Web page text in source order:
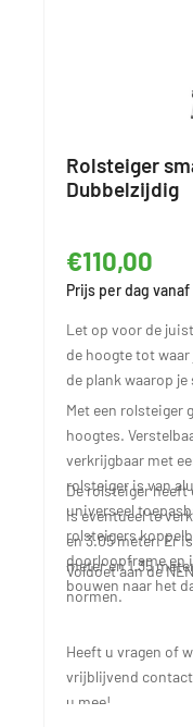
Rolsteiger
Dubbelzijdig
Prijs per dag vanaf
€110,00
Let op voor de
de hoogte tot
de plank waarop
Met een rolsteiger
hoogtes.
verkrijgbaar met
rolsteiger is van
universeel
rolsteigers
doorloopframe en
bouwen naar het
De rolsteiger heeft
is eventueel te
en 3.05 meter. Er
meter en 1.35
Voldoet aan de
normen.
Heeft u vragen of
vrijblijvend contact
u mee!